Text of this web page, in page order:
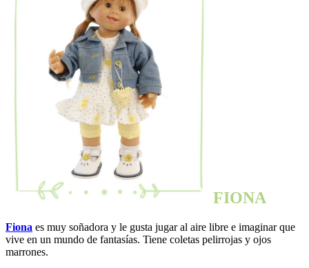
FIONA
Fiona es muy soñadora y le gusta jugar al aire libre e imaginar que
vive en un mundo de fantasías. Tiene coletas pelirrojas y ojos
marrones.